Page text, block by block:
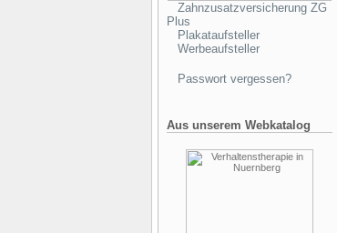
Zahnzusatzversicherung ZG
Plus
Plakataufsteller
Werbeaufsteller
Passwort vergessen?
Aus unserem Webkatalog